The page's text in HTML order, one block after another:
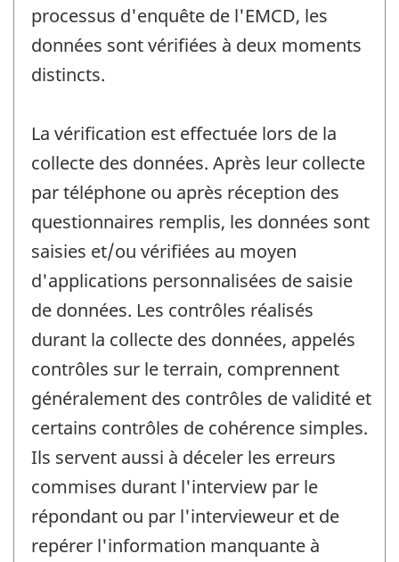
processus d'enquête de l'EMCD, les
données sont vérifiées à deux moments
distincts.
La vérification est effectuée lors de la
collecte des données. Après leur collecte
par téléphone ou après réception des
questionnaires remplis, les données sont
saisies et/ou vérifiées au moyen
d'applications personnalisées de saisie
de données. Les contrôles réalisés
durant la collecte des données, appelés
contrôles sur le terrain, comprennent
généralement des contrôles de validité et
certains contrôles de cohérence simples.
Ils servent aussi à déceler les erreurs
commises durant l'interview par le
répondant ou par l'intervieweur et de
repérer l'information manquante à